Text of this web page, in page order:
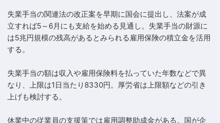
失業手当の関連法の改正案を早期に国会に提出し、法案が成
立すれば5～6月にも支給を始める見通し。失業手当の財源に
は5兆円規模の残高があるとみられる雇用保険の積立金を活用
する。
失業手当の額は収入や雇用保険料を払っていた年数などで異
なり、上限は1日当たり8330円。厚労省は上限額などの引き
上げも検討する。
休業中の従業員の支援策では雇用調整助成金がある。国が企